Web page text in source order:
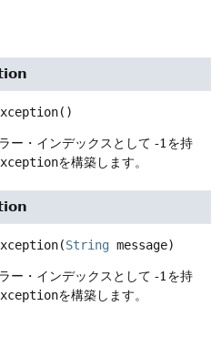
()
ー・インデックスとして -1を持
を構築します。
(String message)
ー・インデックスとして -1を持
を構築します。